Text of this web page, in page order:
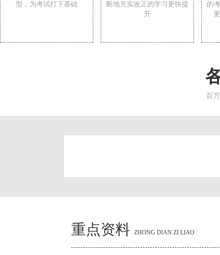
型，为考试打下基础
断地充实改正的学习更快提
升
的
百
重点资料 ZHONG DIAN ZI LIAO